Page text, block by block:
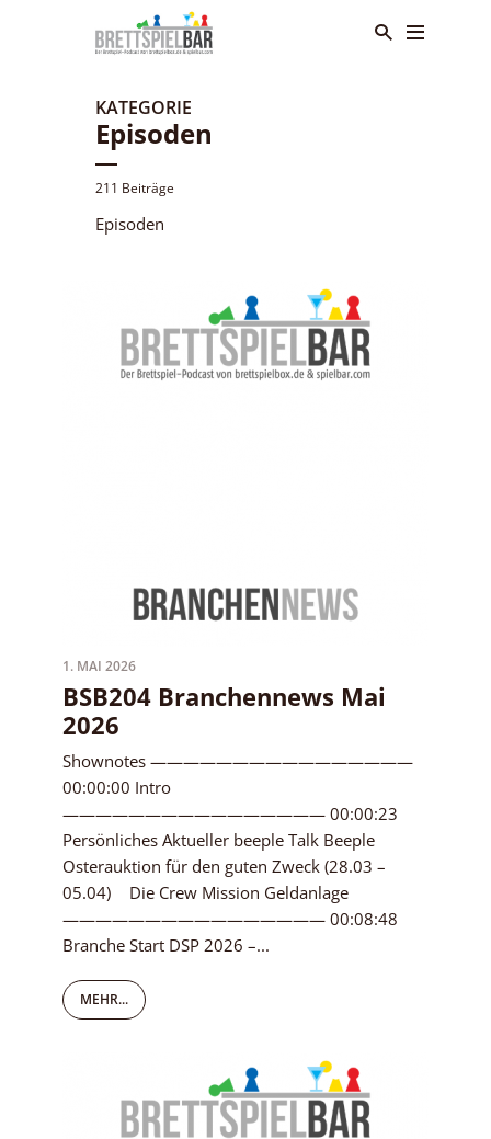
KATEGORIE
Episoden
211 Beiträge
Episoden
1. MAI 2026
BSB204 Branchennews Mai
2026
Shownotes ————————————————
00:00:00 Intro
———————————————— 00:00:23
Persönliches Aktueller beeple Talk Beeple
Osterauktion für den guten Zweck (28.03 –
05.04) Die Crew Mission Geldanlage
———————————————— 00:08:48
Branche Start DSP 2026 –...
MEHR...